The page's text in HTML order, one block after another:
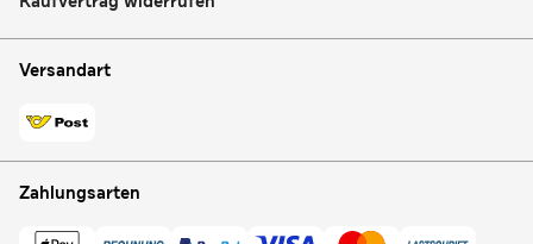
Versandart
Zahlungsarten